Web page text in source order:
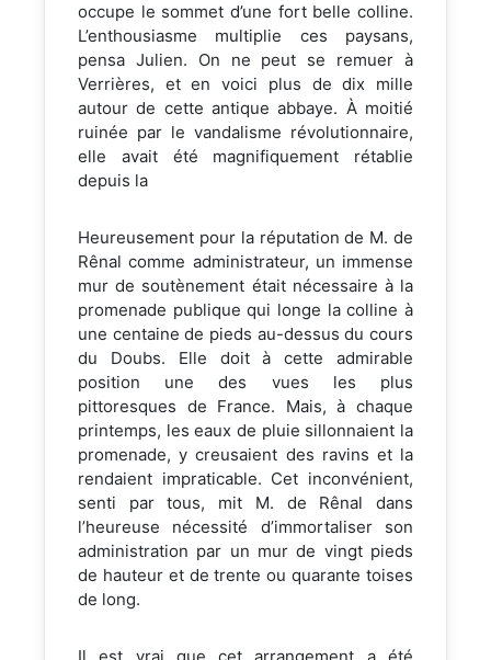
occupe le sommet d’une fort belle colline.
L’enthousiasme multiplie ces paysans,
pensa Julien. On ne peut se remuer à
Verrières, et en voici plus de dix mille
autour de cette antique abbaye. À moitié
ruinée par le vandalisme révolutionnaire,
elle avait été magnifiquement rétablie
depuis la
Heureusement pour la réputation de M. de
Rênal comme administrateur, un immense
mur de soutènement était nécessaire à la
promenade publique qui longe la colline à
une centaine de pieds au-dessus du cours
du Doubs. Elle doit à cette admirable
position une des vues les plus
pittoresques de France. Mais, à chaque
printemps, les eaux de pluie sillonnaient la
promenade, y creusaient des ravins et la
rendaient impraticable. Cet inconvénient,
senti par tous, mit M. de Rênal dans
l’heureuse nécessité d’immortaliser son
administration par un mur de vingt pieds
de hauteur et de trente ou quarante toises
de long.